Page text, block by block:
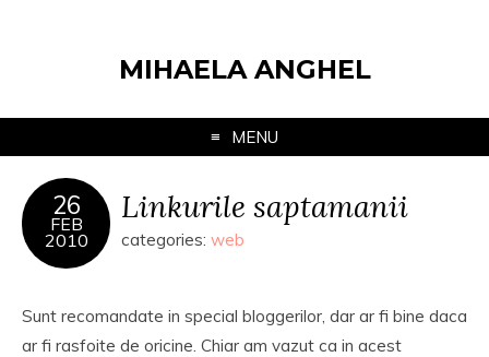
MIHAELA ANGHEL
MENU
26
FEB
2010
Linkurile saptamanii
categories: web
Sunt recomandate in special bloggerilor, dar ar fi bine daca
ar fi rasfoite de oricine. Chiar am vazut ca in acest